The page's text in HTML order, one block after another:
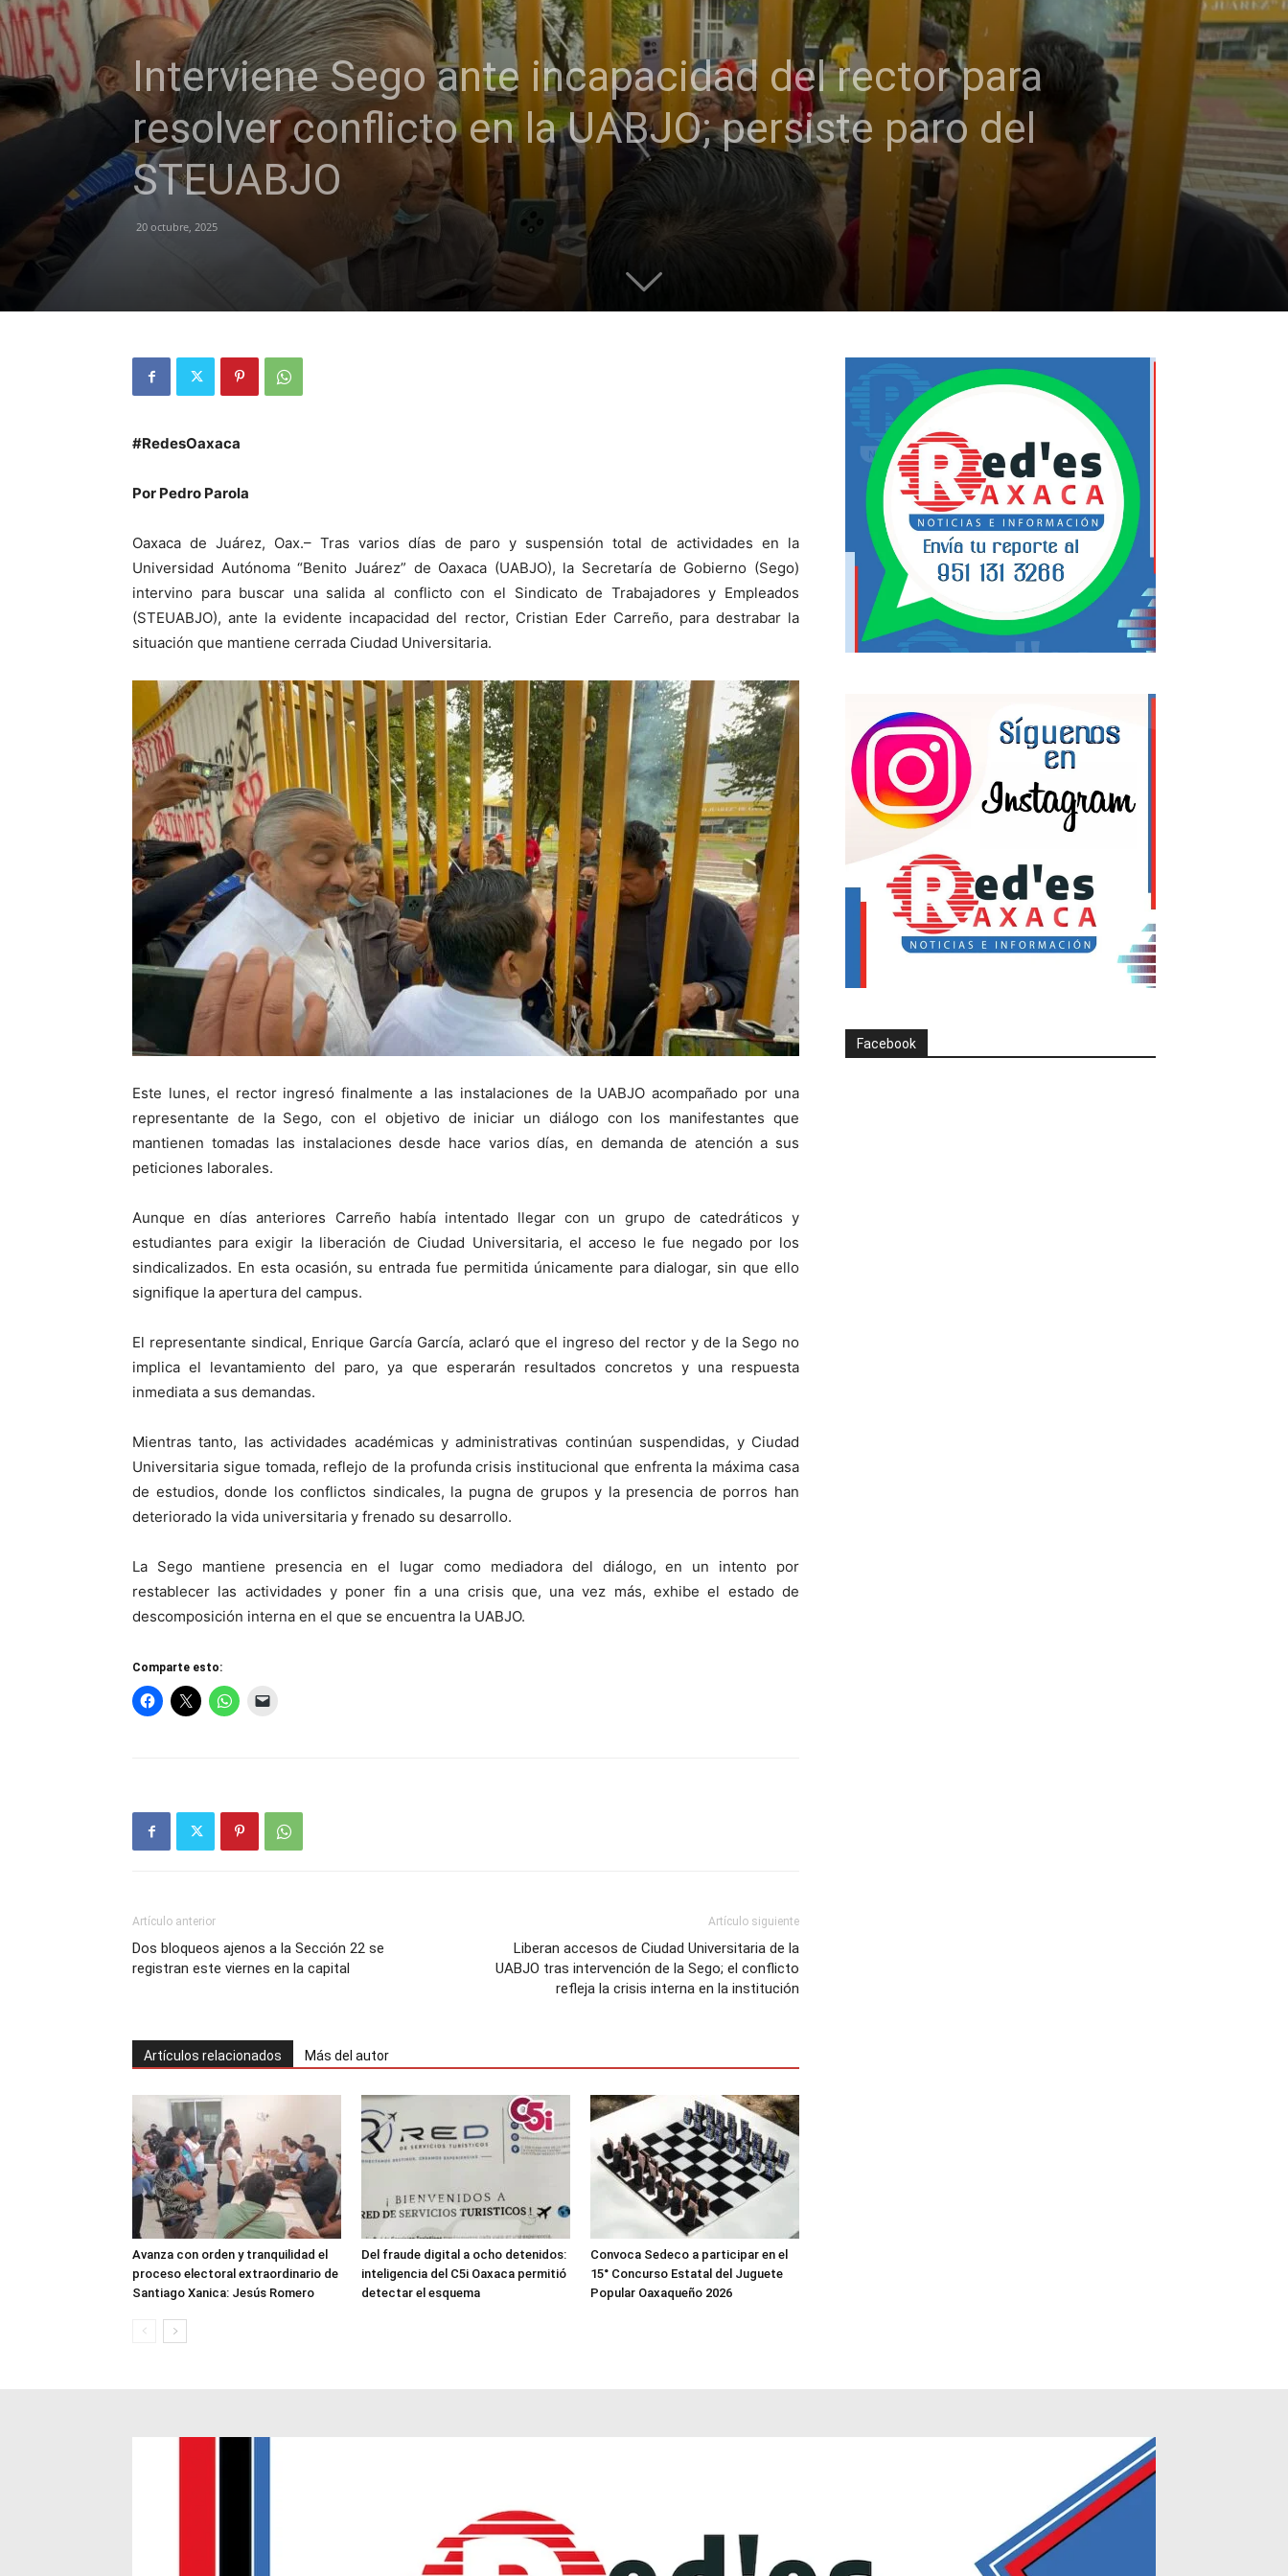
Interviene Sego ante incapacidad del rector para
resolver conflicto en la UABJO; persiste paro del
STEUABJO
20 octubre, 2025
#RedesOaxaca
Por Pedro Parola
Oaxaca de Juárez, Oax.– Tras varios días de paro y suspensión total de actividades en la
Universidad Autónoma “Benito Juárez” de Oaxaca (UABJO), la Secretaría de Gobierno (Sego)
intervino para buscar una salida al conflicto con el Sindicato de Trabajadores y Empleados
(STEUABJO), ante la evidente incapacidad del rector, Cristian Eder Carreño, para destrabar la
situación que mantiene cerrada Ciudad Universitaria.
Este lunes, el rector ingresó finalmente a las instalaciones de la UABJO acompañado por una
representante de la Sego, con el objetivo de iniciar un diálogo con los manifestantes que
mantienen tomadas las instalaciones desde hace varios días, en demanda de atención a sus
peticiones laborales.
Aunque en días anteriores Carreño había intentado llegar con un grupo de catedráticos y
estudiantes para exigir la liberación de Ciudad Universitaria, el acceso le fue negado por los
sindicalizados. En esta ocasión, su entrada fue permitida únicamente para dialogar, sin que ello
signifique la apertura del campus.
El representante sindical, Enrique García García, aclaró que el ingreso del rector y de la Sego no
implica el levantamiento del paro, ya que esperarán resultados concretos y una respuesta
inmediata a sus demandas.
Mientras tanto, las actividades académicas y administrativas continúan suspendidas, y Ciudad
Universitaria sigue tomada, reflejo de la profunda crisis institucional que enfrenta la máxima casa
de estudios, donde los conflictos sindicales, la pugna de grupos y la presencia de porros han
deteriorado la vida universitaria y frenado su desarrollo.
La Sego mantiene presencia en el lugar como mediadora del diálogo, en un intento por
restablecer las actividades y poner fin a una crisis que, una vez más, exhibe el estado de
descomposición interna en el que se encuentra la UABJO.
Comparte esto:
Artículo anterior
Dos bloqueos ajenos a la Sección 22 se
registran este viernes en la capital
Artículo siguiente
Liberan accesos de Ciudad Universitaria de la
UABJO tras intervención de la Sego; el conflicto
refleja la crisis interna en la institución
Artículos relacionados Más del autor
Avanza con orden y tranquilidad el
proceso electoral extraordinario de
Santiago Xanica: Jesús Romero
Del fraude digital a ocho detenidos:
inteligencia del C5i Oaxaca permitió
detectar el esquema
Convoca Sedeco a participar en el
15° Concurso Estatal del Juguete
Popular Oaxaqueño 2026
Facebook